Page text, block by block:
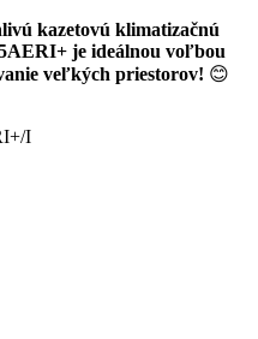
kazetovú klimatizačnú
je ideálnou voľbou
veľkých priestorov! 😊
I